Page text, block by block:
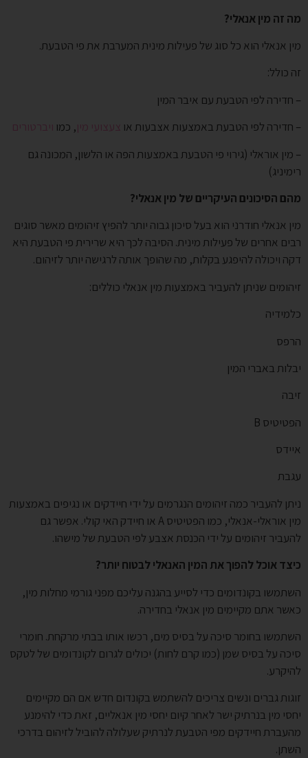
מה זה מין אנאלי?
מין אנאלי הוא כל סוג של פעילות מינית המערבת את פי הטבעת.
זה כולל:
– חדירה לפי הטבעת עם איבר המין
– חדירה לפי הטבעת באמצעות אצבעות או צעצועי מין, כמו ויברטורים
– מין אוראלי (גירוי פי הטבעת באמצעות הפה או הלשון, המכונה גם
רימיניג)
מהם הסיכונים העיקריים של מין אנאלי?
מין אנאלי חודרני הוא בעל סיכון גבוה יותר להפיץ זיהומים מאשר סוגים
רבים אחרים של פעילות מינית. הסיבה לכך היא שרירית פי הטבעת היא
דקה ויכולה להיפגע בקלות, מה שהופך אותה לרגישה יותר לזיהום.
זיהומים שניתן להעביר באמצעות מין אנאלי כוללים:
כלמידיה
הרפס
יבלות באברי המין
זיבה
הפטיטיס B
איידס
עגבת
ניתן להעביר כמה זיהומים הנגרמים על ידי חיידקים או נגיפים באמצעות
מין אוראלי-אנאלי, כמו הפטיטיס A או חיידק האי קולי. אפשר גם
להעביר זיהומים על ידי הכנסת אצבע לפי הטבעת של מישהו.
כיצד אוכל להפוך את המין האנאלי לבטוח יותר?
השתמשו בקונדומים כדי לסייע בהגנה עליכם מפני גורמי מחלות מין,
כאשר אתם מקיימים מין אנאלי בחדירה.
השתמשו בחומר סיכה על בסיס מים, רכשו אותו בבתי מרקחת. חומרי
סיכה על בסיס שמן (כמו קרם לחות) יכולים לגרום לקונדומים של לטקס
להיקרע.
זוגות גברים ונשים צריכים להשתמש בקונדום חדש אם הם מקיימים
יחסי מין בנרתיק ישר לאחר קיום יחסי מין אנאליים, זאת כדי להימנע
מהעברת חיידקים מפי הטבעת לנרתיק שעלולה להוביל לזיהום בדרכי
השתן.